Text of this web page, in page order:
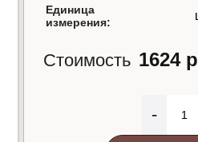
Единица
измерения:
Стоимость 1624
-